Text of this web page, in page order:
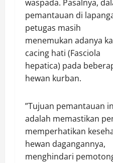
waspada. Pasalnya,
pemantauan di
petugas masih
menemukan adanya
cacing hati (Fasciola
hepatica) pada
hewan kurban.
​”Tujuan pemantauan
adalah memastikan
memperhatikan
hewan dagangannya,
menghindari